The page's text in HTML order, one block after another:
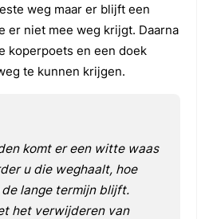
weg maar er blijft een
er niet mee weg krijgt. Daarna
koperpoets en een doek
te kunnen krijgen.
komt er een witte waas
u die weghaalt, hoe
lange termijn blijft.
het verwijderen van